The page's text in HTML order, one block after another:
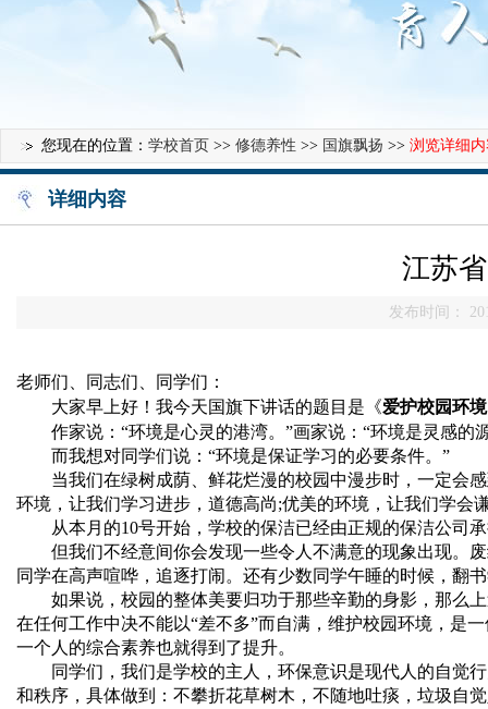
您现在的位置： 学校首页 >> 修德养性 >> 国旗飘扬 >> 浏览详细
详细内容
江苏
发布时间：
老师们、同志们、同学们：
大家早上好！ 我今天国旗下讲话的题目是《爱护校园环
作家说：“环境是心灵的港湾。”画家说：“环境是灵感的
而我想对同学们说：“环境是保证学习的必要条件。”
当我们在绿树成荫、鲜花烂漫的校园中漫步时，一定会
环境，让我们学习进步，道德高尚;优美的环境，让我们学会
从本月的10号开始，学校的保洁已经由正规的保洁公司
但我们不经意间你会发现一些令人不满意的现象出现。
同学在高声喧哗，追逐打闹。还有少数同学午睡的时候，翻
如果说，校园的整体美要归功于那些辛勤的身影，那么
在任何工作中决不能以“差不多”而自满，维护校园环境，是
一个人的综合素养也就得到了提升。
同学们，我们是学校的主人，环保意识是现代人的自觉
和秩序，具体做到：不攀折花草树木，不随地吐痰，垃圾自